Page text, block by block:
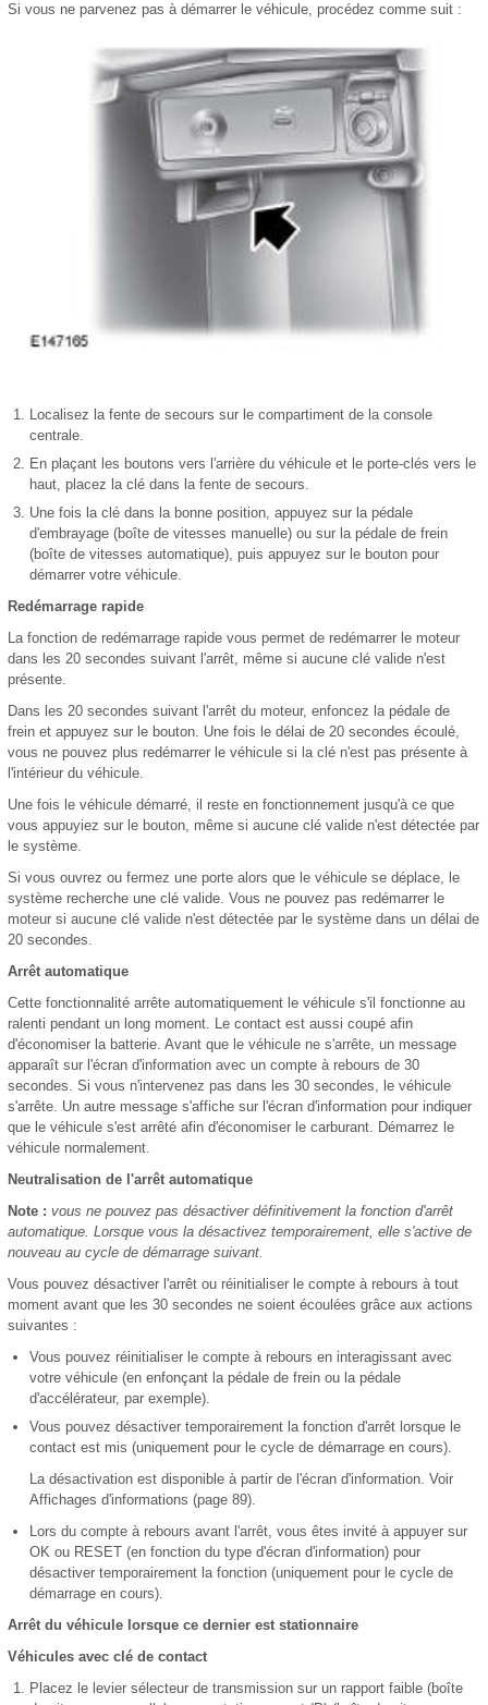
Si vous ne parvenez pas à démarrer le véhicule, procédez comme suit :
Localisez la fente de secours sur le compartiment de la console
centrale.
En plaçant les boutons vers l'arrière du véhicule et le porte-clés vers le
haut, placez la clé dans la fente de secours.
Une fois la clé dans la bonne position, appuyez sur la pédale
d'embrayage (boîte de vitesses manuelle) ou sur la pédale de frein
(boîte de vitesses automatique), puis appuyez sur le bouton pour
démarrer votre véhicule.
Redémarrage rapide
La fonction de redémarrage rapide vous permet de redémarrer le moteur
dans les 20 secondes suivant l'arrêt, même si aucune clé valide n'est
présente.
Dans les 20 secondes suivant l'arrêt du moteur, enfoncez la pédale de
frein et appuyez sur le bouton. Une fois le délai de 20 secondes écoulé,
vous ne pouvez plus redémarrer le véhicule si la clé n'est pas présente à
l'intérieur du véhicule.
Une fois le véhicule démarré, il reste en fonctionnement jusqu'à ce que
vous appuyiez sur le bouton, même si aucune clé valide n'est détectée par
le système.
Si vous ouvrez ou fermez une porte alors que le véhicule se déplace, le
système recherche une clé valide. Vous ne pouvez pas redémarrer le
moteur si aucune clé valide n'est détectée par le système dans un délai de
20 secondes.
Arrêt automatique
Cette fonctionnalité arrête automatiquement le véhicule s'il fonctionne au
ralenti pendant un long moment. Le contact est aussi coupé afin
d'économiser la batterie. Avant que le véhicule ne s'arrête, un message
apparaît sur l'écran d'information avec un compte à rebours de 30
secondes. Si vous n'intervenez pas dans les 30 secondes, le véhicule
s'arrête. Un autre message s'affiche sur l'écran d'information pour indiquer
que le véhicule s'est arrêté afin d'économiser le carburant. Démarrez le
véhicule normalement.
Neutralisation de l'arrêt automatique
Note : vous ne pouvez pas désactiver définitivement la fonction d'arrêt
automatique. Lorsque vous la désactivez temporairement, elle s'active de
nouveau au cycle de démarrage suivant.
Vous pouvez désactiver l'arrêt ou réinitialiser le compte à rebours à tout
moment avant que les 30 secondes ne soient écoulées grâce aux actions
suivantes :
Vous pouvez réinitialiser le compte à rebours en interagissant avec
votre véhicule (en enfonçant la pédale de frein ou la pédale
d'accélérateur, par exemple).
Vous pouvez désactiver temporairement la fonction d'arrêt lorsque le
contact est mis (uniquement pour le cycle de démarrage en cours).
La désactivation est disponible à partir de l'écran d'information. Voir
Affichages d'informations (page 89).
Lors du compte à rebours avant l'arrêt, vous êtes invité à appuyer sur
OK ou RESET (en fonction du type d'écran d'information) pour
désactiver temporairement la fonction (uniquement pour le cycle de
démarrage en cours).
Arrêt du véhicule lorsque ce dernier est stationnaire
Véhicules avec clé de contact
Placez le levier sélecteur de transmission sur un rapport faible (boîte